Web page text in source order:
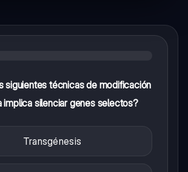
siguientes técnicas de modificación
implica silenciar genes selectos?
Transgénesis